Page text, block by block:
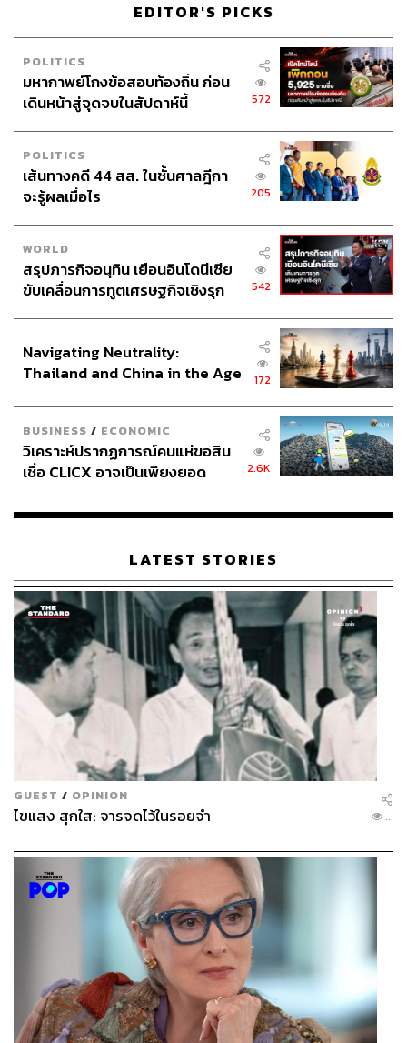
EDITOR'S PICKS
POLITICS
มหากาพย์โกงข้อสอบท้องถิ่น ก่อน
เดินหน้าสู่จุดจบในสัปดาห์นี้
572
POLITICS
เส้นทางคดี 44 สส. ในชั้นศาลฎีกา
จะรู้ผลเมื่อไร
205
WORLD
สรุปภารกิจอนุทิน เยือนอินโดนีเซีย
ขับเคลื่อนการทูตเศรษฐกิจเชิงรุก
542
Navigating Neutrality:
Thailand and China in the Age
172
BUSINESS / ECONOMIC
วิเคราะห์ปรากฏการณ์คนแห่ขอสิน
เชื่อ CLICX อาจเป็นเพียงยอด
เรือนไทยที่ถูกซุกไว้
2.6K
LATEST STORIES
GUEST / OPINION
ไขแสง สุกใส: จารจดไว้ในรอยจำ ...